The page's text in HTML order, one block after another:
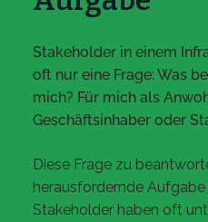
Stakeholder in einem
oft nur eine Frage: Was
mich? Für mich als
Geschäftsinhaber oder
Diese Frage zu
herausfordernde
Stakeholder haben oft